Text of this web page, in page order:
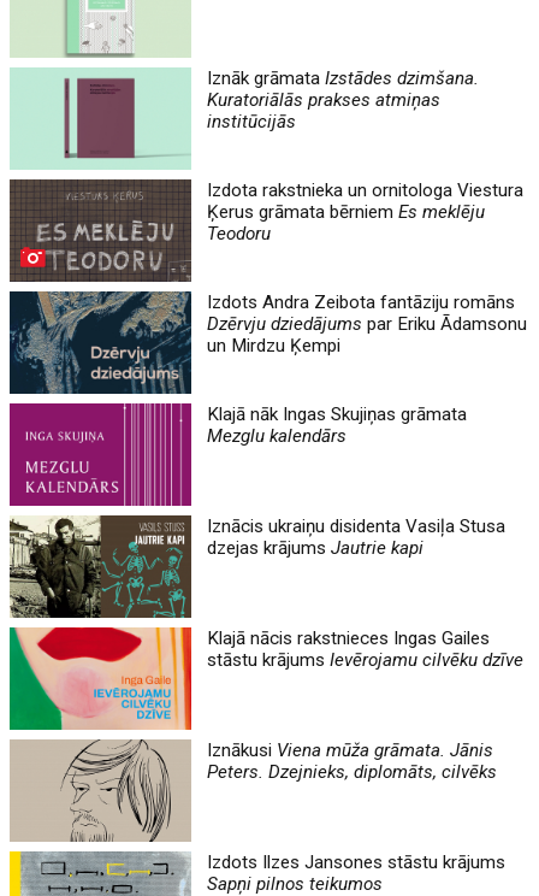
Iznāk grāmataIzstādes dzimšana.
Kuratoriālās prakses atmiņas
institūcijās
Izdota rakstnieka un ornitologa Viestura
Ķerus grāmata bērniemEs meklēju
Teodoru
Izdots Andra Zeibota fantāziju romāns
Dzērvju dziedājums par Eriku Ādamsonu
un Mirdzu Ķempi
Klajā nāk Ingas Skujiņas grāmata
Mezglu kalendārs
Iznācis ukraiņu disidenta Vasiļa Stusa
dzejas krājumsJautrie kapi
Klajā nācis rakstnieces Ingas Gailes
stāstu krājumsIevērojamu cilvēku dzīve
Iznākusi Viena mūža grāmata. Jānis
Peters. Dzejnieks, diplomāts, cilvēks
Izdots Ilzes Jansones stāstu krājums
Sapņi pilnos teikumos